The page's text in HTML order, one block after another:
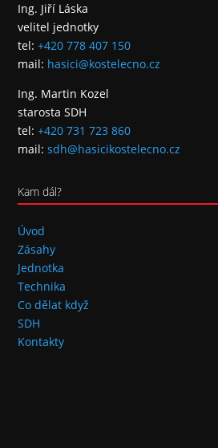
Ing. Jiří Láska
velitel jednotky
tel:+420 778 407 150
mail: hasici@kostelecno.cz
Ing. Martin Kozel
starosta SDH
tel:+420 731 723 860
mail:sdh@hasicikostelecno.cz
Kam dál?
Úvod
Zásahy
Jednotka
Technika
Co dělat když
SDH
Kontakty